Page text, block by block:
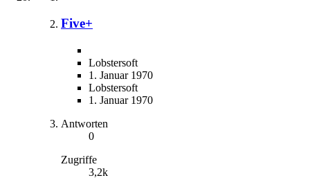
Five+
Lobstersoft
1. Januar 1970
Lobstersoft
1. Januar 1970
Antworten
0
Zugriffe
3,2k